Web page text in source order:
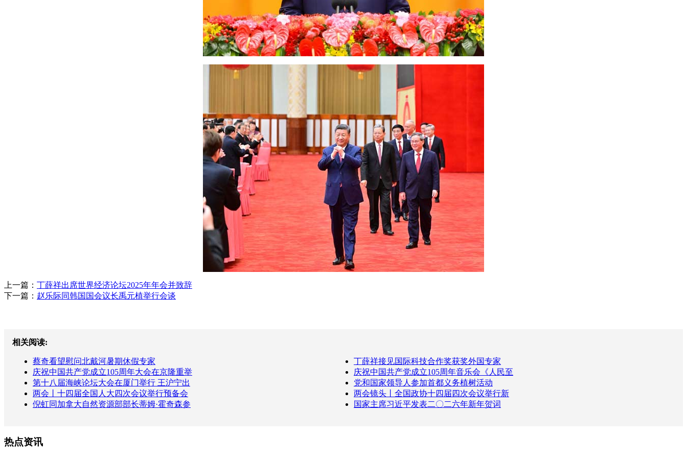
上一篇： 丁薛祥出席世界经济论坛2025年年会并致辞
下一篇： 赵乐际同韩国国会议长禹元植举行会谈
相关阅读:
蔡奇看望慰问北戴河暑期休假专家
丁薛祥接见国际科技合作奖获奖外国专家
庆祝中国共产党成立105周年大会在京隆重举
庆祝中国共产党成立105周年音乐会《人民至
第十八届海峡论坛大会在厦门举行 王沪宁出
党和国家领导人参加首都义务植树活动
两会丨十四届全国人大四次会议举行预备会
两会镜头丨全国政协十四届四次会议举行新
倪虹同加拿大自然资源部部长蒂姆·霍奇森参
国家主席习近平发表二〇二六年新年贺词
热点资讯